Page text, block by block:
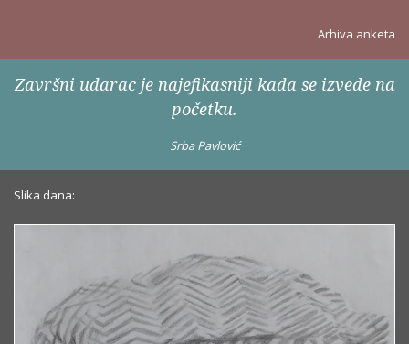
Arhiva anketa
Završni udarac je najefikasniji kada se izvede na
početku.
Srba Pavlović
Slika dana: